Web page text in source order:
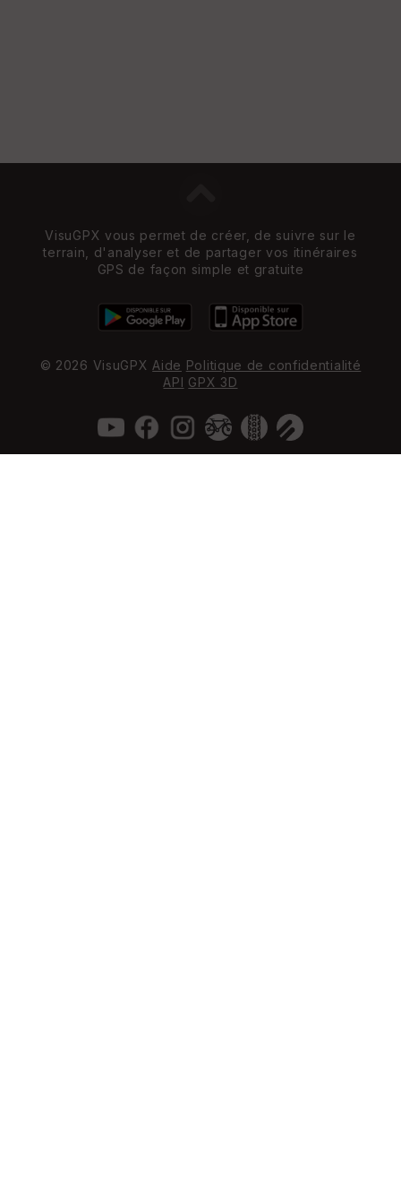
VisuGPX vous permet de créer, de suivre sur le
terrain, d'analyser et de partager vos itinéraires
GPS de façon simple et gratuite
© 2026 VisuGPX Aide Politique de confidentialité
API GPX 3D